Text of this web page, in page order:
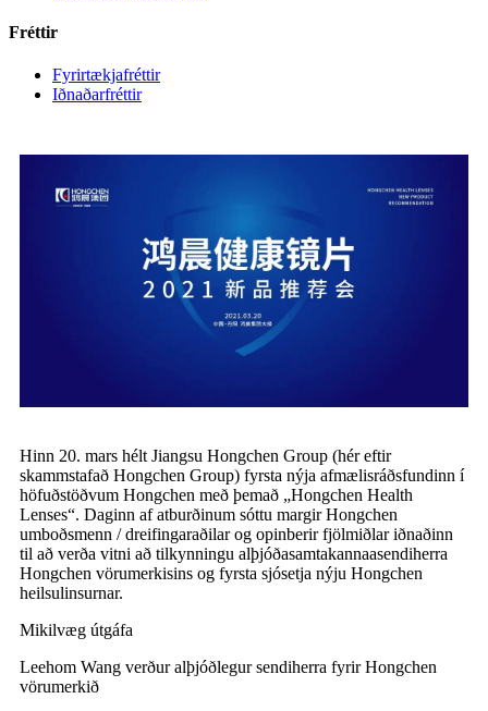
Fréttir
Fyrirtækjafréttir
Iðnaðarfréttir
Hinn 20. mars hélt Jiangsu Hongchen Group (hér eftir
skammstafað Hongchen Group) fyrsta nýja afmælisráðsfundinn í
höfuðstöðvum Hongchen með þemað „Hongchen Health
Lenses“. Daginn af atburðinum sóttu margir Hongchen
umboðsmenn / dreifingaraðilar og opinberir fjölmiðlar iðnaðinn
til að verða vitni að tilkynningu alþjóðasamtakannaasendiherra
Hongchen vörumerkisins og fyrsta sjósetja nýju Hongchen
heilsulinsurnar.
Mikilvæg útgáfa
Leehom Wang verður alþjóðlegursendiherra fyrir Hongchen
vörumerkið